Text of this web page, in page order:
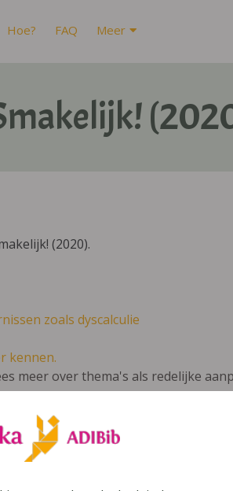
Hoe? FAQ Meer
(2020).
zoals dyscalculie
kennen.
meer over thema's als redelijke